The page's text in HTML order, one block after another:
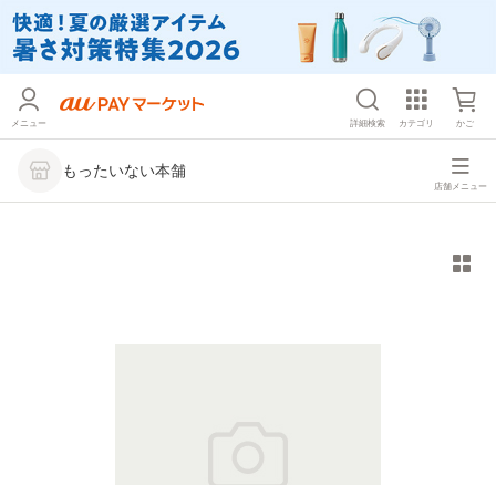
メニュー 詳細検索 カテゴリ かご
もったいない本舗
店舗メニュー